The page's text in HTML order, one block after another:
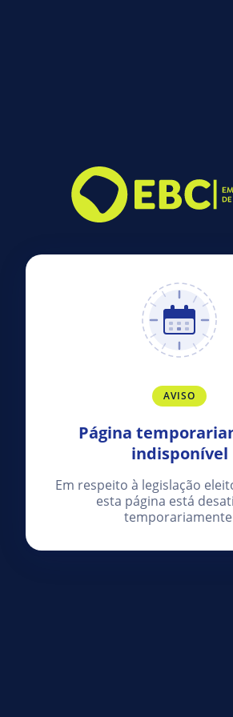
AVISO
Página
indisponível
Em respeito à legislação
esta página está